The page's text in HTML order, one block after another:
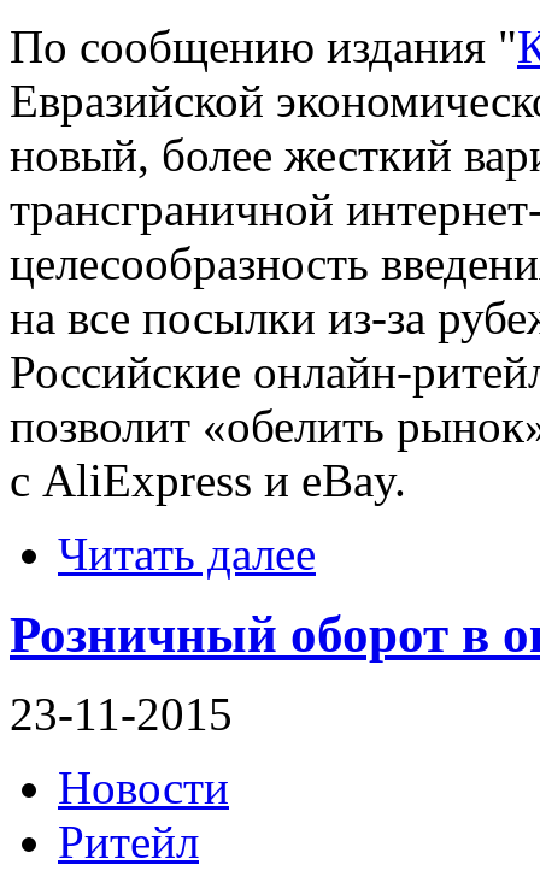
По сообщению издания "
Евразийской
новый, более жесткий
трансграничной
целесообразность
на все посылки из-за
Российские онлайн-
позволит «обелить
с AliExpress и eBay.
Читать далее
Розничный оборот в
23-11-2015
Новости
Ритейл